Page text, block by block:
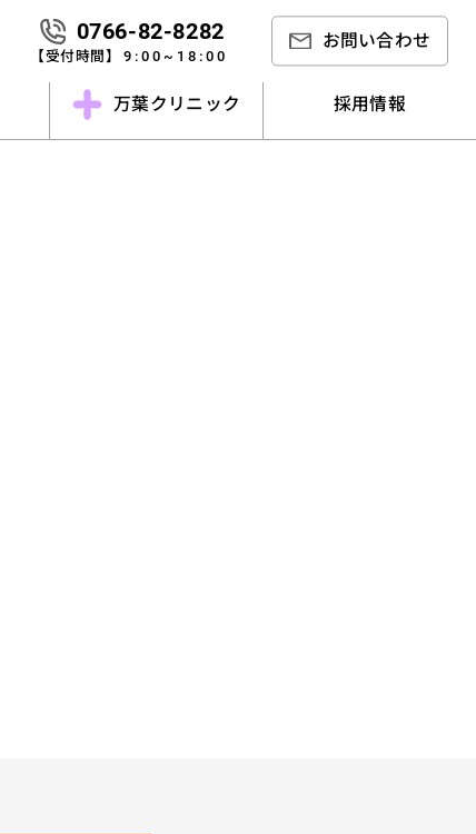
0766-82-8282
【受付時間】 9:00~18:00
お問い合わせ
万葉クリニック 採用情報